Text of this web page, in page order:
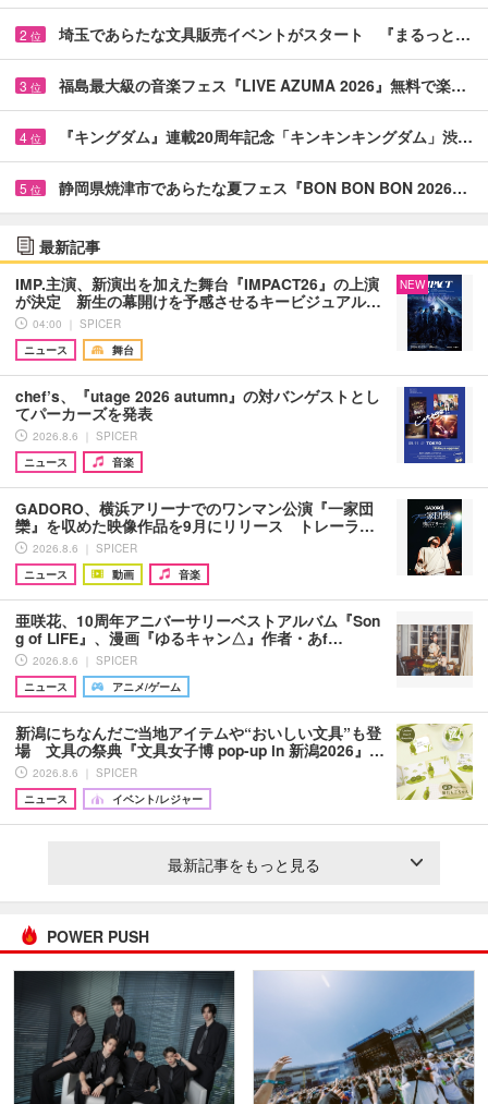
2 位 埼玉であらたな文具販売イベントがスタート 『まるっと…
3 位 福島最大級の音楽フェス『LIVE AZUMA 2026』無料で楽…
4 位 『キングダム』連載20周年記念「キンキンキングダム」渋…
5 位 静岡県焼津市であらたな夏フェス『BON BON BON 2026…
最新記事
IMP.主演、新演出を加えた舞台『IMPACT26』の上演
が決定 新生の幕開けを予感させるキービジュアル…
04:00 ｜ SPICER
ニュース
舞台
NEW
chef’s、『utage 2026 autumn』の対バンゲストとし
てパーカーズを発表
2026.8.6 ｜ SPICER
ニュース
音楽
GADORO、横浜アリーナでのワンマン公演『一家団
欒』を収めた映像作品を9月にリリース トレーラ…
2026.8.6 ｜ SPICER
ニュース
動画 音楽
亜咲花、10周年アニバーサリーベストアルバム『Son
g of LIFE』、漫画『ゆるキャン△』作者・あf…
2026.8.6 ｜ SPICER
ニュース
アニメ/ゲーム
新潟にちなんだご当地アイテムや“おいしい文具”も登
場 文具の祭典『文具女子博 pop-up in 新潟2026』…
2026.8.6 ｜ SPICER
ニュース
イベント/レジャー
最新記事をもっと見る
POWER PUSH